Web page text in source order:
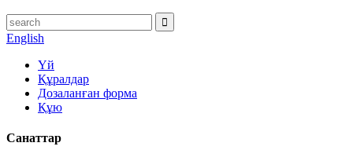
English
Үй
Құралдар
Дозаланған форма
Құю
Санаттар